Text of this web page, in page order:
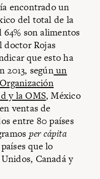
encontrado un
del total de la
son alimentos
doctor Rojas
que esto ha
2013, segúnun
y la OMS, México
ventas de
entre 80 países
per cápita
que lo
Canadá y